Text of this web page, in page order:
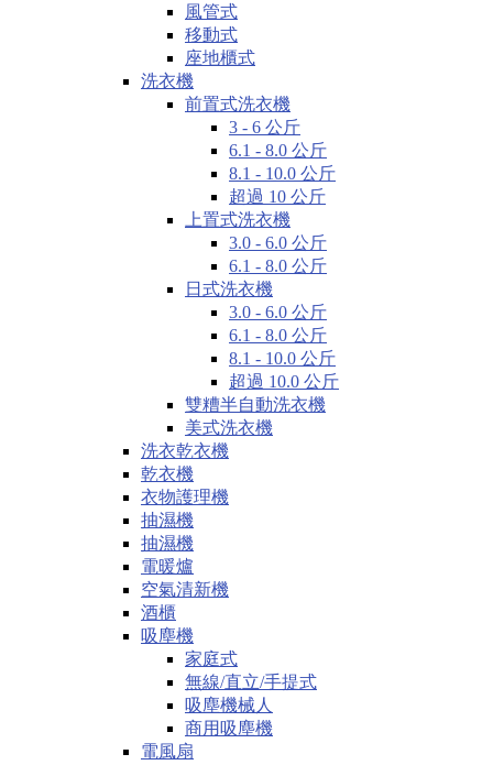
風管式
移動式
座地櫃式
洗衣機
前置式洗衣機
3 - 6 公斤
6.1 - 8.0 公斤
8.1 - 10.0 公斤
超過 10 公斤
上置式洗衣機
3.0 - 6.0 公斤
6.1 - 8.0 公斤
日式洗衣機
3.0 - 6.0 公斤
6.1 - 8.0 公斤
8.1 - 10.0 公斤
超過 10.0 公斤
雙糟半自動洗衣機
美式洗衣機
洗衣乾衣機
乾衣機
衣物護理機
抽濕機
抽濕機
電暖爐
空氣清新機
酒櫃
吸塵機
家庭式
無線/直立/手提式
吸塵機械人
商用吸塵機
電風扇